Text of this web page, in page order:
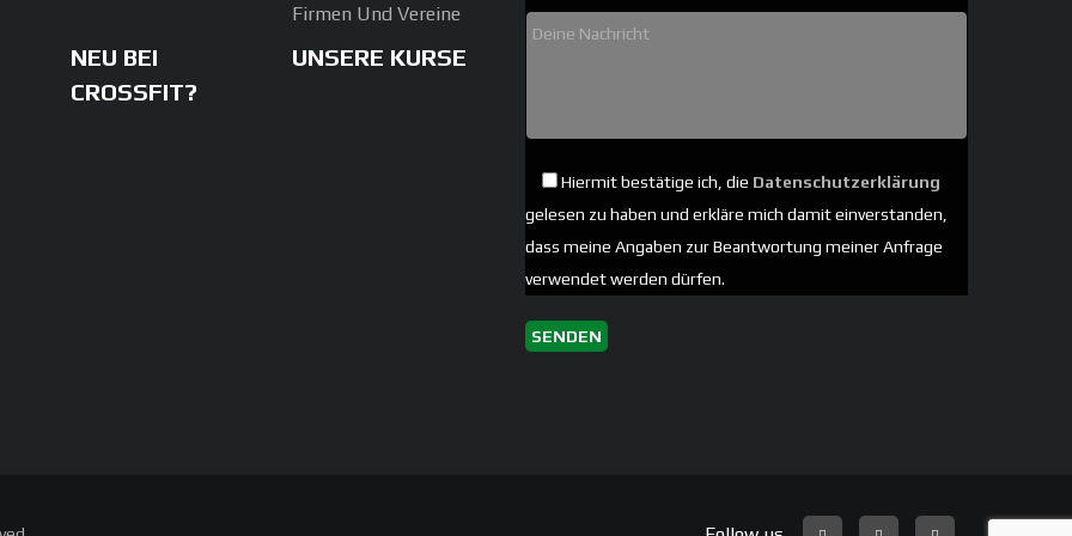
Firmen Und Vereine
NEU BEI
CROSSFIT?
UNSERE KURSE
Hiermit bestätige ich, die Datenschutzerklärung
gelesen zu haben und erkläre mich damit einverstanden,
dass meine Angaben zur Beantwortung meiner Anfrage
verwendet werden dürfen.